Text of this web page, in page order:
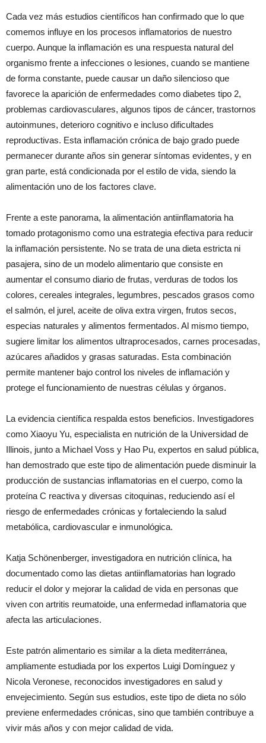
Cada vez más estudios científicos han confirmado que lo que
comemos influye en los procesos inflamatorios de nuestro
cuerpo. Aunque la inflamación es una respuesta natural del
organismo frente a infecciones o lesiones, cuando se mantiene
de forma constante, puede causar un daño silencioso que
favorece la aparición de enfermedades como diabetes tipo 2,
problemas cardiovasculares, algunos tipos de cáncer, trastornos
autoinmunes, deterioro cognitivo e incluso dificultades
reproductivas. Esta inflamación crónica de bajo grado puede
permanecer durante años sin generar síntomas evidentes, y en
gran parte, está condicionada por el estilo de vida, siendo la
alimentación uno de los factores clave.
Frente a este panorama, la alimentación antiinflamatoria ha
tomado protagonismo como una estrategia efectiva para reducir
la inflamación persistente. No se trata de una dieta estricta ni
pasajera, sino de un modelo alimentario que consiste en
aumentar el consumo diario de frutas, verduras de todos los
colores, cereales integrales, legumbres, pescados grasos como
el salmón, el jurel, aceite de oliva extra virgen, frutos secos,
especias naturales y alimentos fermentados. Al mismo tiempo,
sugiere limitar los alimentos ultraprocesados, carnes procesadas,
azúcares añadidos y grasas saturadas. Esta combinación
permite mantener bajo control los niveles de inflamación y
protege el funcionamiento de nuestras células y órganos.
La evidencia científica respalda estos beneficios. Investigadores
como Xiaoyu Yu, especialista en nutrición de la Universidad de
Illinois, junto a Michael Voss y Hao Pu, expertos en salud pública,
han demostrado que este tipo de alimentación puede disminuir la
producción de sustancias inflamatorias en el cuerpo, como la
proteína C reactiva y diversas citoquinas, reduciendo así el
riesgo de enfermedades crónicas y fortaleciendo la salud
metabólica, cardiovascular e inmunológica.
Katja Schönenberger, investigadora en nutrición clínica, ha
documentado como las dietas antiinflamatorias han logrado
reducir el dolor y mejorar la calidad de vida en personas que
viven con artritis reumatoide, una enfermedad inflamatoria que
afecta las articulaciones.
Este patrón alimentario es similar a la dieta mediterránea,
ampliamente estudiada por los expertos Luigi Domínguez y
Nicola Veronese, reconocidos investigadores en salud y
envejecimiento. Según sus estudios, este tipo de dieta no sólo
previene enfermedades crónicas, sino que también contribuye a
vivir más años y con mejor calidad de vida.